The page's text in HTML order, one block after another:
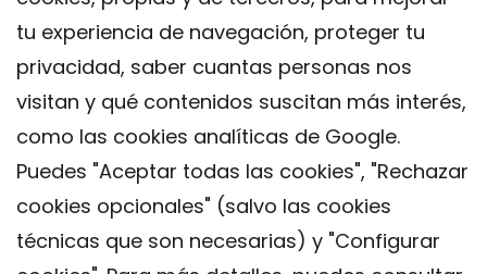
tu experiencia de navegación, proteger tu
privacidad, saber cuantas personas nos
visitan y qué contenidos suscitan más interés,
como las cookies analíticas de Google.
Puedes "Aceptar todas las cookies", "Rechazar
cookies opcionales" (salvo las cookies
técnicas que son necesarias) y "Configurar
Contacto